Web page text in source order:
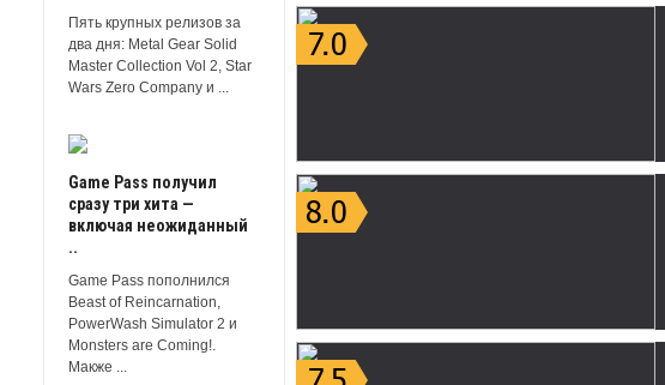
Пять крупных релизов за
два дня: Metal Gear Solid
Master Collection Vol 2, Star
Wars Zero Company и ...
Game Pass получил
сразу три хита —
включая неожиданный
..
Game Pass пополнился
Beast of Reincarnation,
PowerWash Simulator 2 и
Monsters are Coming!.
Макже ...